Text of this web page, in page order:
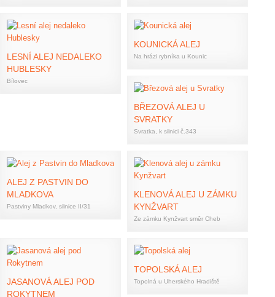
LESNÍ ALEJ NEDALEKO
HUBLESKY
Bílovec
KOUNICKÁ ALEJ
Na hrázi rybníka u Kounic
BŘEZOVÁ ALEJ U
SVRATKY
Svratka, k silnici č.343
ALEJ Z PASTVIN DO
MLADKOVA
Pastviny Mladkov, silnice II/31
KLENOVÁ ALEJ U ZÁMKU
KYNŽVART
Ze zámku Kynžvart směr Cheb
JASANOVÁ ALEJ POD
ROKYTNEM
TOPOLSKÁ ALEJ
Topolná u Uherského Hradiště